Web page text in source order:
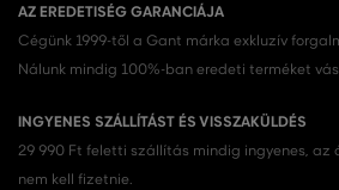
AZ EREDETISÉG GARANCIÁJA
Cégünk 1999-től a Gant márka exkluzív
Nálunk mindig 100%-ban eredeti terméket
INGYENES SZÁLLÍTÁST ÉS VISSZAKÜLDÉS
29 990 Ft feletti szállítás mindig ingyenes, az
nem kell fizetnie.